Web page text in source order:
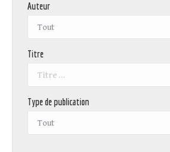
Auteur
Titre
Type de publication